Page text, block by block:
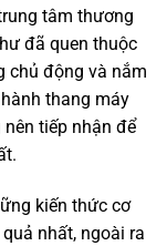
tâm thương
đã quen thuộc
chủ động và nắm
thang máy
tiếp nhận để
kiến thức cơ
quả nhất, ngoài ra